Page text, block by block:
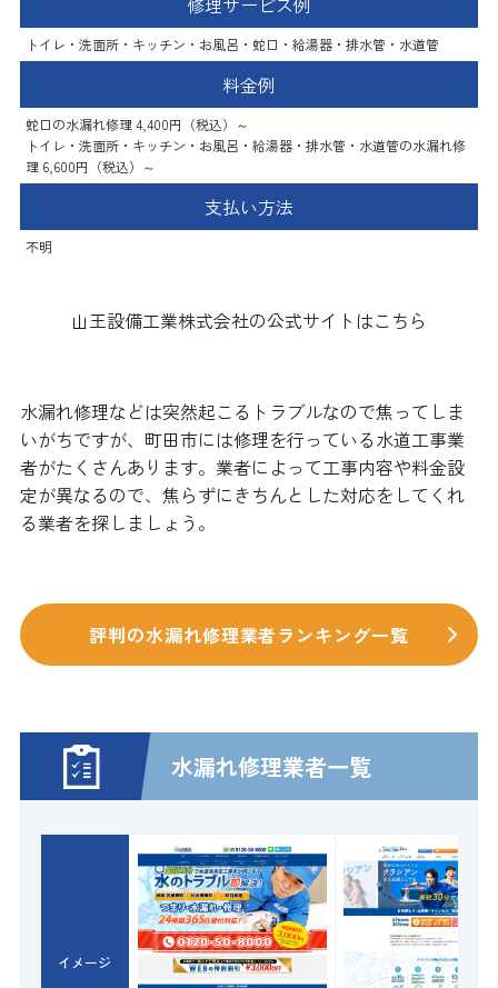
トイレ・洗面所・キッチン・お風呂・蛇口・給湯器・排水管・水道管
料金例
蛇口の水漏れ修理 4,400円（税込）～
トイレ・洗面所・キッチン・お風呂・給湯器・排水管・水道管の水漏れ修
理 6,600円（税込）～
支払い方法
不明
山王設備工業株式会社の公式サイトはこちら
水漏れ修理などは突然起こるトラブルなので焦ってしま
いがちですが、町田市には修理を行っている水道工事業
者がたくさんあります。業者によって工事内容や料金設
定が異なるので、焦らずにきちんとした対応をしてくれ
る業者を探しましょう。
評判の水漏れ修理業者ランキング一覧
水漏れ修理業者一覧
イメージ